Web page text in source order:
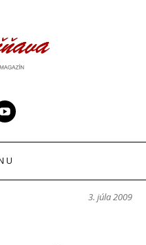
3. júla 2009